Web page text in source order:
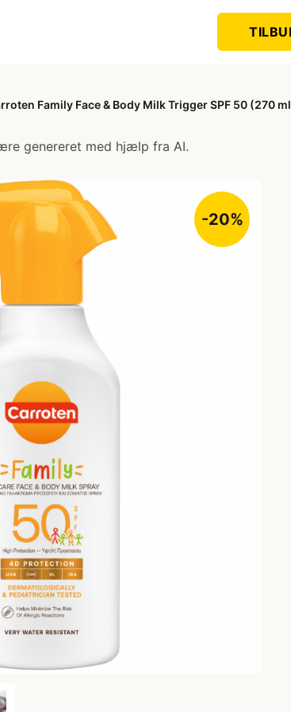
Family Face & Body Milk Trigger SPF 50 (270
genereret med hjælp fra AI.
-20%